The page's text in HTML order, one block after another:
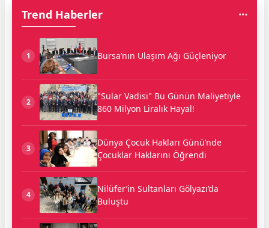
Trend Haberler
1 Bursa’nın Ulaşım Ağı Güçleniyor
2
"Sular Vadisi" Bu Günün Maliyetiyle
860 Milyon Liralık Hayal!
3
Dünya Çocuk Hakları Günü’nde
Çocuklar Haklarını Öğrendi
4
Nilüfer’in Sultanları Gölyazı’da
Buluştu